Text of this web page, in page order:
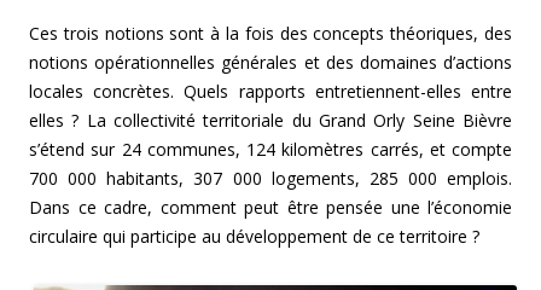
Ces trois notions sont à la fois des concepts théoriques, des
notions opérationnelles générales et des domaines d’actions
locales concrètes. Quels rapports entretiennent-elles entre
elles ? La collectivité territoriale du Grand Orly Seine Bièvre
s’étend sur 24 communes, 124 kilomètres carrés, et compte
700 000 habitants, 307 000 logements, 285 000 emplois.
Dans ce cadre, comment peut être pensée une l’économie
circulaire qui participe au développement de ce territoire ?